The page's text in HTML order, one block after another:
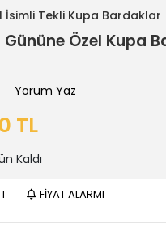
İsimli Tekli Kupa Bardaklar
Özel Kupa
Yorum Yaz
TL
Kaldı
FİYAT ALARMI